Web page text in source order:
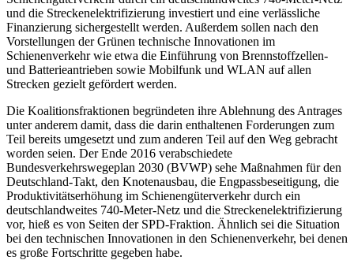
und die Streckenelektrifizierung investiert und eine verlässliche
Finanzierung sichergestellt werden. Außerdem sollen nach den
Vorstellungen der Grünen technische Innovationen im
Schienenverkehr wie etwa die Einführung von Brennstoffzellen-
und Batterieantrieben sowie Mobilfunk und WLAN auf allen
Strecken gezielt gefördert werden.
Die Koalitionsfraktionen begründeten ihre Ablehnung des Antrages
unter anderem damit, dass die darin enthaltenen Forderungen zum
Teil bereits umgesetzt und zum anderen Teil auf den Weg gebracht
worden seien. Der Ende 2016 verabschiedete
Bundesverkehrswegeplan 2030 (BVWP) sehe Maßnahmen für den
Deutschland-Takt, den Knotenausbau, die Engpassbeseitigung, die
Produktivitätserhöhung im Schienengüterverkehr durch ein
deutschlandweites 740-Meter-Netz und die Streckenelektrifizierung
vor, hieß es von Seiten der SPD-Fraktion. Ähnlich sei die Situation
bei den technischen Innovationen in den Schienenverkehr, bei denen
es große Fortschritte gegeben habe.